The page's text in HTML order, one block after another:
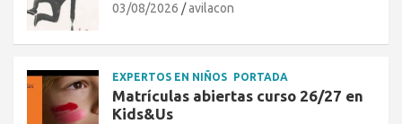
03/08/2026 avilacon
EXPERTOS EN NIÑOS PORTADA
Matrículas abiertas curso 26/27 en
Kids&Us